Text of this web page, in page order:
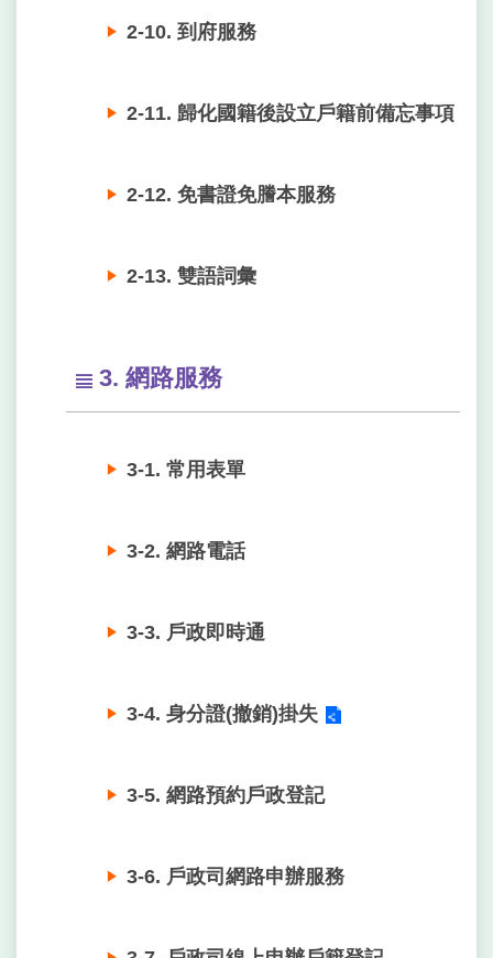
2-10. 到府服務
2-11. 歸化國籍後設立戶籍前備忘事項
2-12. 免書證免謄本服務
2-13. 雙語詞彙
3. 網路服務
3-1. 常用表單
3-2. 網路電話
3-3. 戶政即時通
3-4. 身分證(撤銷)掛失
3-5. 網路預約戶政登記
3-6. 戶政司網路申辦服務